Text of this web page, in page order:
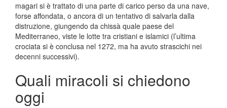
magari si è trattato di una parte di carico perso da una nave,
forse affondata, o ancora di un tentativo di salvarla dalla
distruzione, giungendo da chissà quale paese del
Mediterraneo, viste le lotte tra cristiani e islamici (l’ultima
crociata si è conclusa nel 1272, ma ha avuto strascichi nei
decenni successivi).
Quali miracoli si chiedono
oggi